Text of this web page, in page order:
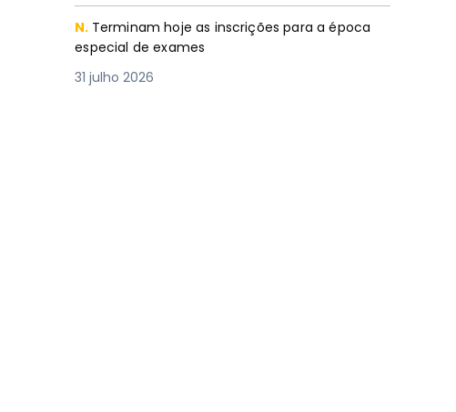
N. Terminam hoje as inscrições para a época
especial de exames
31 julho 2026